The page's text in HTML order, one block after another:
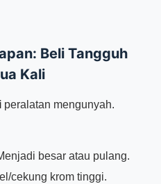
Beli Tangguh
Kali
peralatan mengunyah.
besar atau pulang.
cekung krom tinggi.